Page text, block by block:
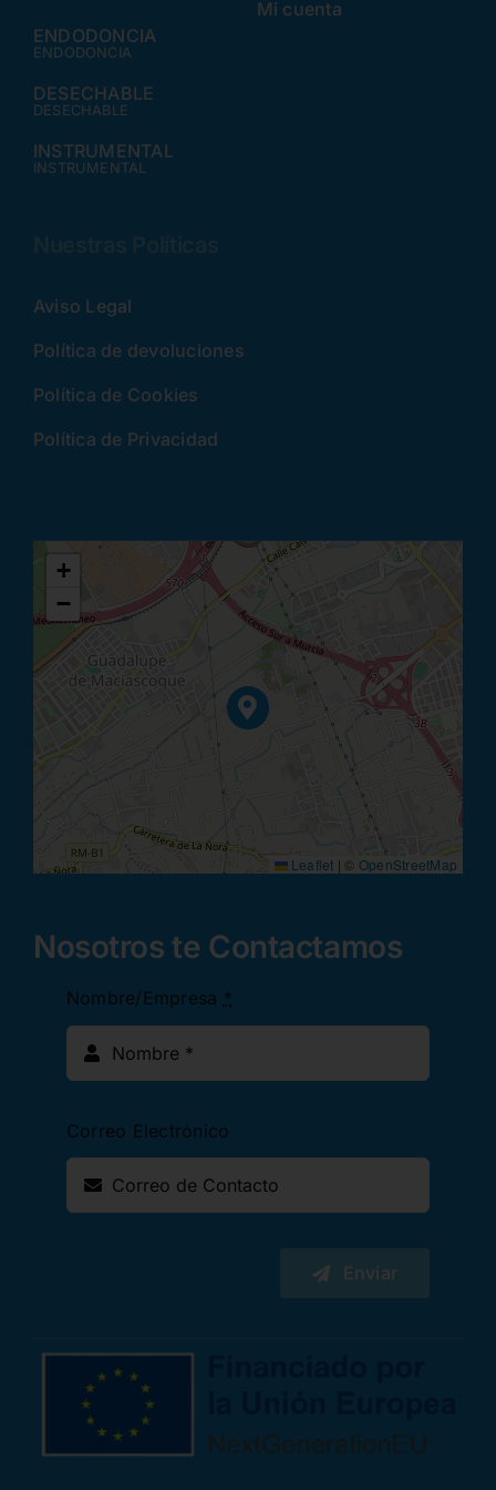
ENDODONCIA
ENDODONCIA
DESECHABLE
DESECHABLE
INSTRUMENTAL
INSTRUMENTAL
Mi cuenta
Aviso Legal
Política de devoluciones
Política de Cookies
Política de Privacidad
+
−
Leaflet | © OpenStreetMap
Nosotros te Contactamos
Nombre/Empresa *
Correo Electrónico
Enviar